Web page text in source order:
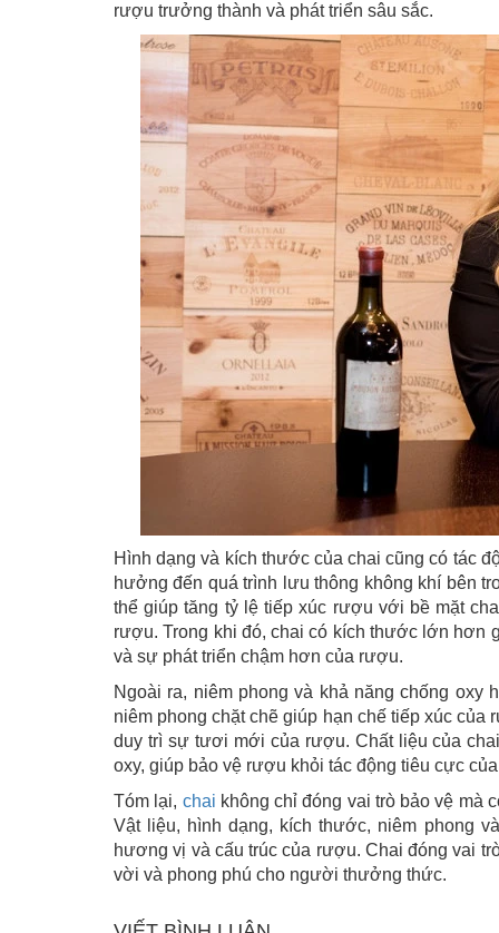
rượu trưởng thành và phát triển sâu sắc.
Hình dạng và kích thước của chai cũng có tác
hưởng đến quá trình lưu thông không khí bên
thể giúp tăng tỷ lệ tiếp xúc rượu với bề mặt
rượu. Trong khi đó, chai có kích thước lớn hơn
và sự phát triển chậm hơn của rượu.
Ngoài ra, niêm phong và khả năng chống
niêm phong chặt chẽ giúp hạn chế tiếp xúc
duy trì sự tươi mới của rượu. Chất liệu của
oxy, giúp bảo vệ rượu khỏi tác động tiêu cực
Tóm lại, chai không chỉ đóng vai trò bảo vệ mà
Vật liệu, hình dạng, kích thước, niêm phong
hương vị và cấu trúc của rượu. Chai đóng vai
vời và phong phú cho người thưởng thức.